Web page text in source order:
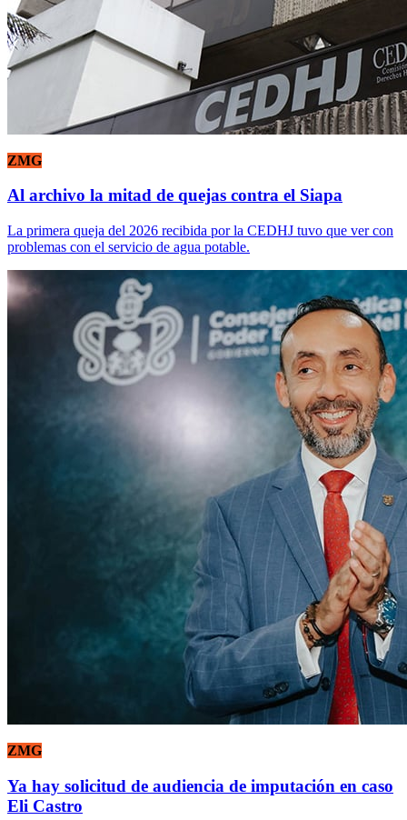
ZMG
Al archivo la mitad de quejas contra el Siapa
La primera queja del 2026 recibida por la CEDHJ tuvo que ver con
problemas con el servicio de agua potable.
ZMG
Ya hay solicitud de audiencia de imputación en caso
Eli Castro